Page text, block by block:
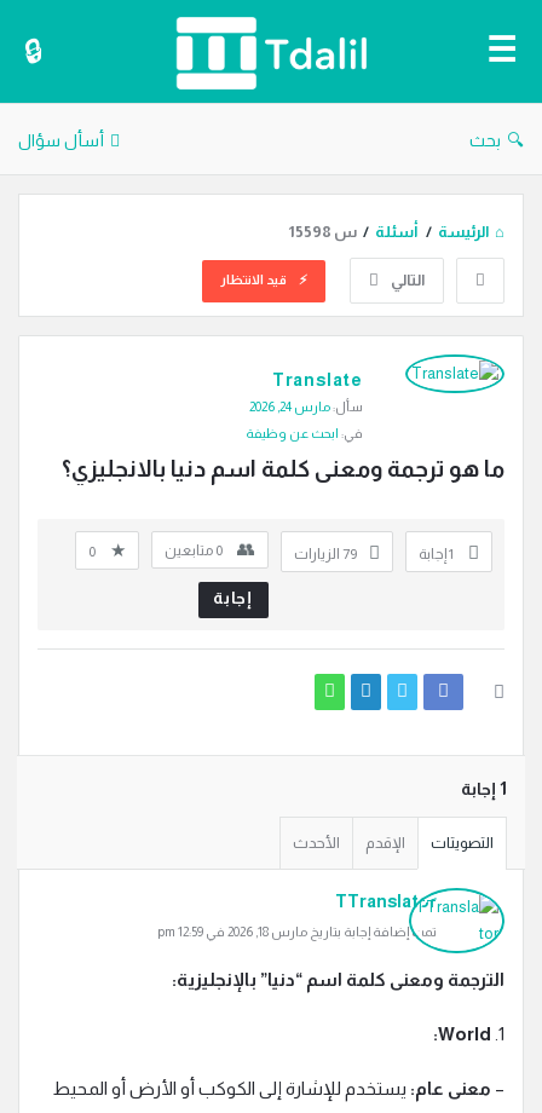
الترجمة
بحث أسأل سؤال
الرئيسة / أسئلة / س 15598
التالي قيد الانتظار
دليل
الترجمة
أسئلة
Translate
سأل:مارس 24, 2026
في: ابحث عن وظيفة
ما هو ترجمة ومعنى كلمة اسم دنيا بالانجليزي؟
‫1 إجابة 79 الزيارات 0 متابعين 0
إجابة
‫1 إجابة
التصويتات الإقدم الأحدث
TTranslator
تمت إضافة إجابة بتاريخ مارس 18, 2026 في 12:59 pm
الترجمة ومعنى كلمة اسم “دنيا” بالإنجليزية:
1.
World:
– معنى عام: يستخدم للإشارة إلى الكوكب أو الأرض أو المحيط